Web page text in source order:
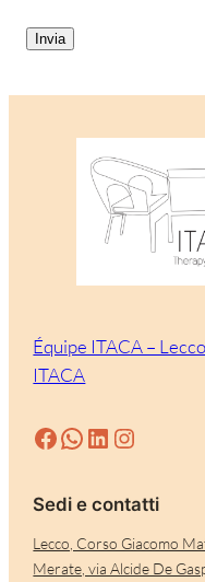
Équipe ITACA –
ITACA
Facebook WhatsApp LinkedIn Instagram
Sedi e contatti
Lecco, Corso Giacomo
Merate, via Alcide De